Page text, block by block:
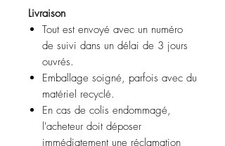
Livraison
Tout est envoyé avec un numéro
de suivi dans un délai de 3 jours
ouvrés.
Emballage soigné, parfois avec du
matériel recyclé.
En cas de colis endommagé,
l'acheteur doit déposer
immédiatement une réclamation